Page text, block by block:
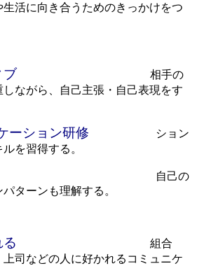
活に向き合うためのきっかけをつ
相手の
ながら、自己主張・自己表現をす
ション研修
ション
を習得する。
自己の
ターンも理解する。
組合
上司などの人に好かれるコミュニケ